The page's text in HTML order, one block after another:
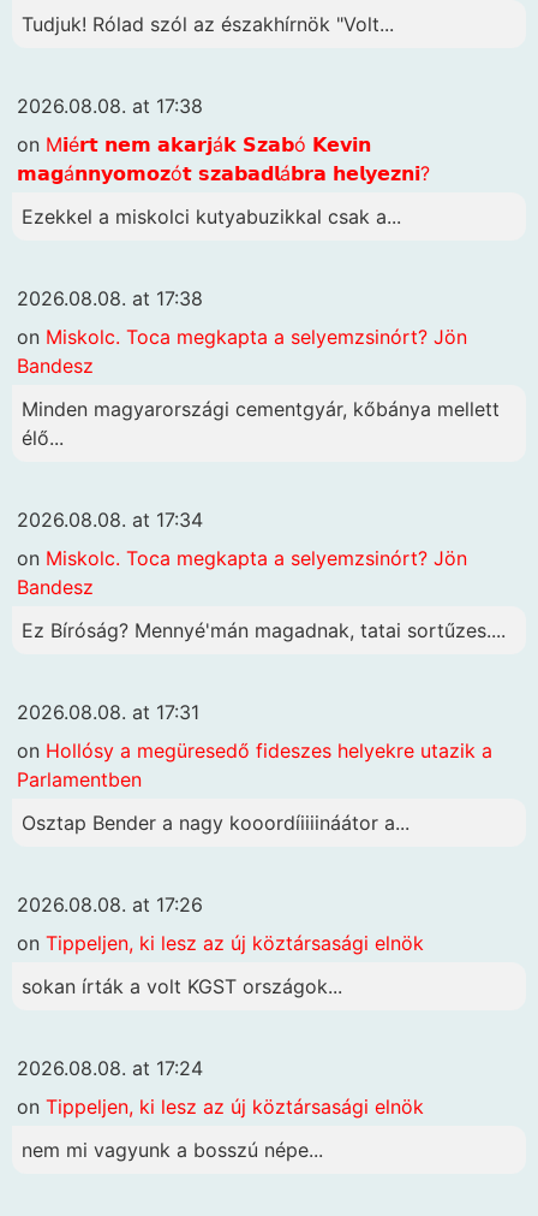
Tudjuk! Rólad szól az északhírnök "Volt...
2026.08.08. at 17:38
on M𝗶é𝗿𝘁 𝗻𝗲𝗺 𝗮𝗸𝗮𝗿𝗷á𝗸 𝗦𝘇𝗮𝗯ó 𝗞𝗲𝘃𝗶𝗻
𝗺𝗮𝗴á𝗻𝗻𝘆𝗼𝗺𝗼𝘇ó𝘁 𝘀𝘇𝗮𝗯𝗮𝗱𝗹á𝗯𝗿𝗮 𝗵𝗲𝗹𝘆𝗲𝘇𝗻𝗶?
Ezekkel a miskolci kutyabuzikkal csak a...
2026.08.08. at 17:38
on Miskolc. Toca megkapta a selyemzsinórt? Jön
Bandesz
Minden magyarországi cementgyár, kőbánya mellett
élő...
2026.08.08. at 17:34
on Miskolc. Toca megkapta a selyemzsinórt? Jön
Bandesz
Ez Bíróság? Mennyé'mán magadnak, tatai sortűzes....
2026.08.08. at 17:31
on Hollósy a megüresedő fideszes helyekre utazik a
Parlamentben
Osztap Bender a nagy kooordíiiiináátor a...
2026.08.08. at 17:26
on Tippeljen, ki lesz az új köztársasági elnök
sokan írták a volt KGST országok...
2026.08.08. at 17:24
on Tippeljen, ki lesz az új köztársasági elnök
nem mi vagyunk a bosszú népe...